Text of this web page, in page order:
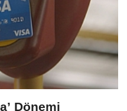
Dönemi